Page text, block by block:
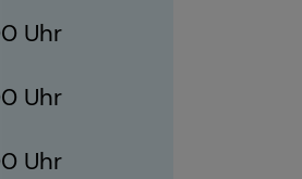
Uhr
Uhr
Uhr